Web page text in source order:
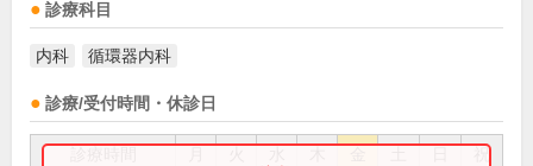
診療科目
内科 循環器内科
診療/受付時間・休診日
祝